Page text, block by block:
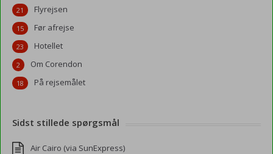
Flyrejsen
21
Før afrejse
15
Hotellet
23
Om Corendon
2
På rejsemålet
18
Sidst stillede spørgsmål
Air Cairo (via SunExpress)